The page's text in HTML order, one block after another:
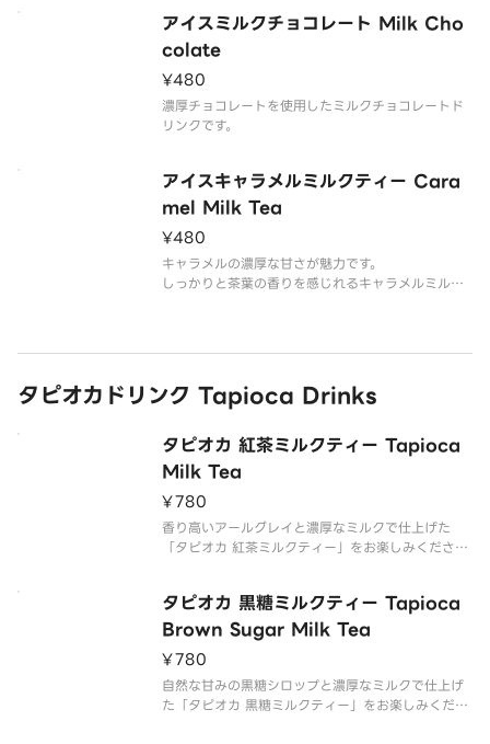
アイスミルクチョコレート Milk Cho
colate
¥480
濃厚チョコレートを使用したミルクチョコレートド
リンクです。
アイスキャラメルミルクティー Cara
mel Milk Tea
¥480
キャラメルの濃厚な甘さが魅力です。
しっかりと茶葉の香りを感じれるキャラメルミルク
タピオカドリンク Tapioca Drinks
タピオカ 紅茶ミルクティー Tapioca
Milk Tea
¥780
香り高いアールグレイと濃厚なミルクで仕上げた
「タピオカ 紅茶ミルクティー」をお楽しみくださ
ちタピオカを使用しております。
メモ欄に記載された内容については対応出来かねま
すのでご注意ください。
※甘さの調整は
タピオカ 黒糖ミルクティー Tapioca
Brown Sugar Milk Tea
¥780
自然な甘みの黒糖シロップと濃厚なミルクで仕上げ
た「タピオカ 黒糖ミルクティー」をお楽しみくださ